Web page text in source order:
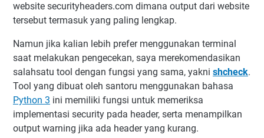
website securityheaders.com dimana output dari website
tersebut termasuk yang paling lengkap.
Namun jika kalian lebih prefer menggunakan terminal
saat melakukan pengecekan, saya merekomendasikan
salahsatu tool dengan fungsi yang sama, yakni shcheck.
Tool yang dibuat oleh santoru menggunakan bahasa
Python 3 ini memiliki fungsi untuk memeriksa
implementasi security pada header, serta menampilkan
output warning jika ada header yang kurang.